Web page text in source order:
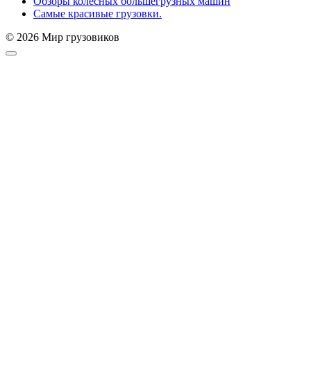
Самые красивые грузовки.
© 2026 Мир грузовиков